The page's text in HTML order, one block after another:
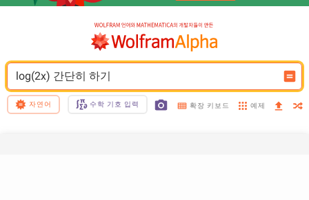
log(2x) 간단히 하기
자연어 수학 기호 입력 확장 키보드 예제